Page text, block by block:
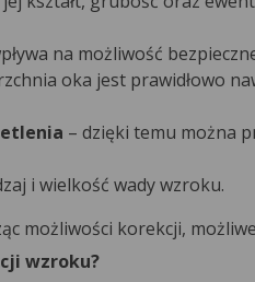
na możliwość
oka jest prawidłowo
– dzięki temu można
i wielkość wady wzroku.
możliwości korekcji,
wzroku?